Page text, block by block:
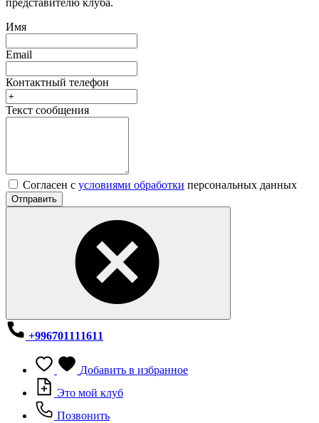
представителю клуба.
Имя
Email
Контактный телефон
Текст сообщения
Согласен с условиями обработки персональных данных
Отправить
+996701111611
Добавить в избранное
Это мой клуб
Позвонить